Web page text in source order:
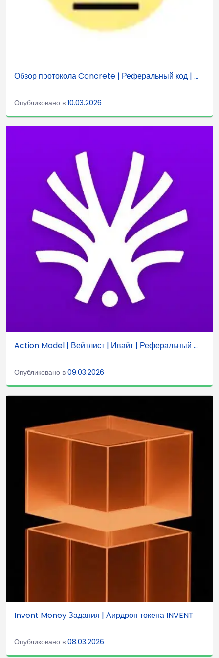
Обзор протокола Concrete | Реферальный код | ...
Опубликовано в 10.03.2026
Action Model | Вейтлист | Ивайт | Реферальный ...
Опубликовано в 09.03.2026
Invent Money Задания | Аирдроп токена INVENT
Опубликовано в 08.03.2026